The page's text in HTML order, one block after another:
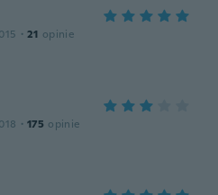
· 21 opinie
· 175 opinie